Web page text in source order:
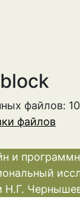
файлов:
файлов
и
Н.Г.